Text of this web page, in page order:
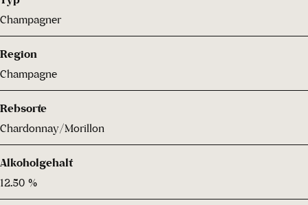
Champagner
Region
Champagne
Rebsorte
Chardonnay/Morillon
Alkoholgehalt
12.50 %